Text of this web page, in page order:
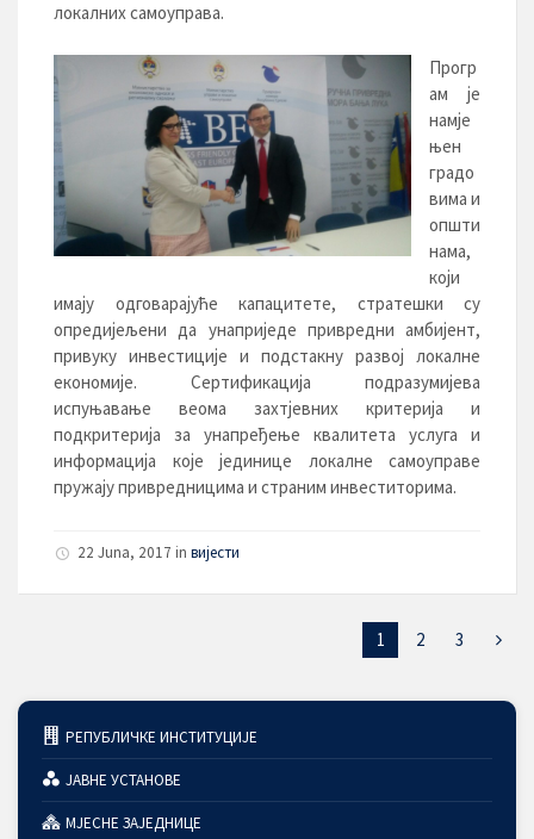
локалних самоуправа.
Прогр
ам је
намје
њен
градо
вима и
општи
нама,
који
имају одговарајуће капацитете, стратешки су
опредијељени да унаприједе привредни амбијент,
привуку инвестиције и подстакну развој локалне
економије. Сертификација подразумијева
испуњавање веома захтјевних критерија и
подкритерија за унапређење квалитета услуга и
информација које јединице локалне самоуправе
пружају привредницима и страним инвеститорима.
22 Juna, 2017 in вијести
1 2 3
РЕПУБЛИЧКЕ ИНСТИТУЦИЈЕ
ЈАВНЕ УСТАНОВЕ
МЈЕСНЕ ЗАЈЕДНИЦЕ